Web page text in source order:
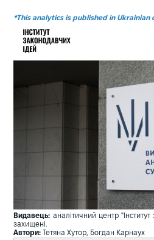
*This analytics is published in Ukrainian
Видавець: аналітичний центр
захищені.
Автори: Тетяна Хутор, Богдан Карнаух